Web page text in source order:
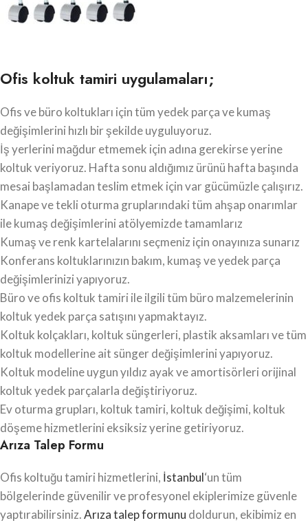
Ofis koltuk tamiri uygulamaları;
Ofis ve büro koltukları için tüm yedek parça ve kumaş
değişimlerini hızlı bir şekilde uyguluyoruz.
İş yerlerini mağdur etmemek için adına gerekirse yerine
koltuk veriyoruz. Hafta sonu aldığımız ürünü hafta başında
mesai başlamadan teslim etmek için var gücümüzle çalışırız.
Kanape ve tekli oturma gruplarındaki tüm ahşap onarımlar
ile kumaş değişimlerini atölyemizde tamamlarız
Kumaş ve renk kartelalarını seçmeniz için onayınıza sunarız
Konferans koltuklarınızın bakım, kumaş ve yedek parça
değişimlerinizi yapıyoruz.
Büro ve ofis koltuk tamiri ile ilgili tüm büro malzemelerinin
koltuk yedek parça satışını yapmaktayız.
Koltuk kolçakları, koltuk süngerleri, plastik aksamları ve tüm
koltuk modellerine ait sünger değişimlerini yapıyoruz.
Koltuk modeline uygun yıldız ayak ve amortisörleri orijinal
koltuk yedek parçalarla değiştiriyoruz.
Ev oturma grupları, koltuk tamiri, koltuk değişimi, koltuk
döşeme hizmetlerini eksiksiz yerine getiriyoruz.
Arıza Talep Formu
Ofis koltuğu tamiri hizmetlerini, İstanbul‘un tüm
bölgelerinde güvenilir ve profesyonel ekiplerimize güvenle
yaptırabilirsiniz.Arıza talep formunu doldurun, ekibimiz en